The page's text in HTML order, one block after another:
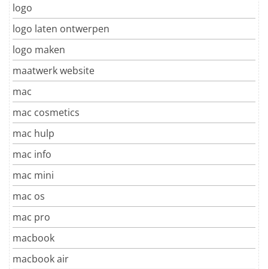
logo
logo laten ontwerpen
logo maken
maatwerk website
mac
mac cosmetics
mac hulp
mac info
mac mini
mac os
mac pro
macbook
macbook air